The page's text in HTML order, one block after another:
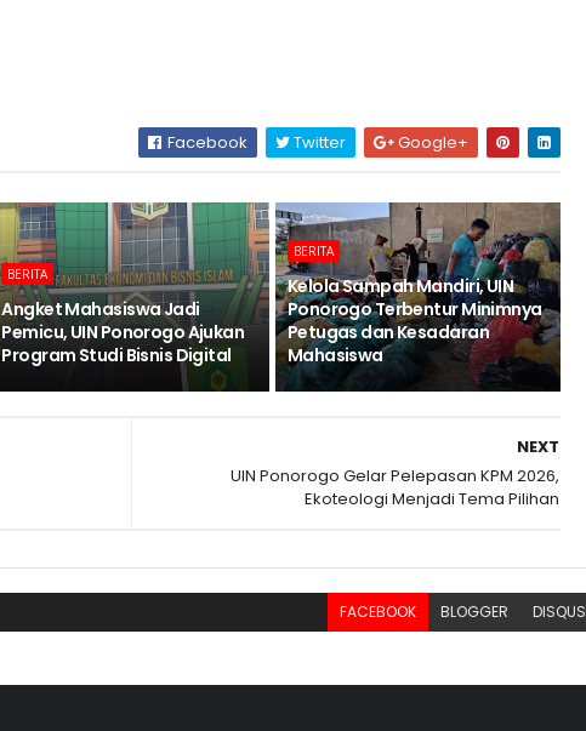
Facebook Twitter Google+
BERITA
Angket Mahasiswa Jadi
Pemicu, UIN Ponorogo Ajukan
Program Studi Bisnis Digital
BERITA
Kelola Sampah Mandiri, UIN
Ponorogo Terbentur Minimnya
Petugas dan Kesadaran
Mahasiswa
NEXT
UIN Ponorogo Gelar Pelepasan KPM 2026,
Ekoteologi Menjadi Tema Pilihan
FACEBOOK BLOGGER DISQUS